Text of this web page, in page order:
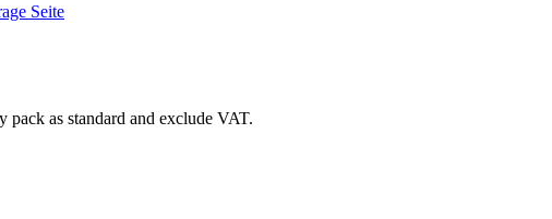
Seite
as standard and exclude VAT.